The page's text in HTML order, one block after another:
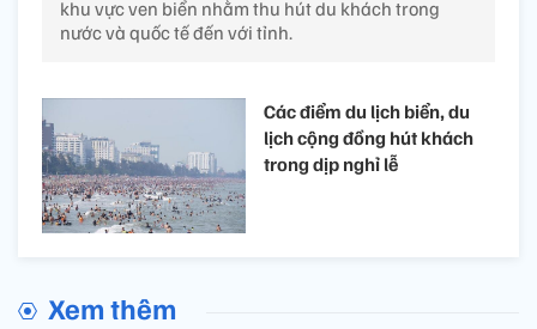
khu vực ven biển nhằm thu hút du khách trong
nước và quốc tế đến với tỉnh.
Các điểm du lịch biển, du
lịch cộng đồng hút khách
trong dịp nghỉ lễ
Xem thêm